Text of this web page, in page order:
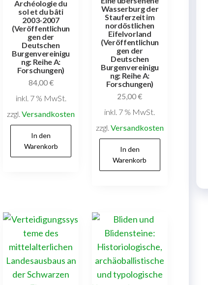
Archéologie du
sol et du bâti
2003-2007
(Veröffentlichun
gen der
Deutschen
Burgenvereinigu
ng: Reihe A:
Forschungen)
84,00€
inkl. 7 % MwSt.
zzgl.Versandkosten
In den
Warenkorb
Wasserburg der
Stauferzeit im
nordöstlichen
Eifelvorland
(Veröffentlichun
gen der
Deutschen
Burgenvereinigu
ng: Reihe A:
Forschungen)
25,00€
inkl. 7 % MwSt.
zzgl. Versandkosten
In den
Warenkorb